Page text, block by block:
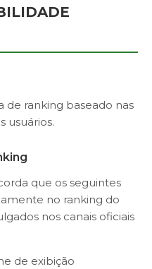
de ranking baseado nas
usuários.
que os seguintes
no ranking do
nos canais oficiais
de exibição